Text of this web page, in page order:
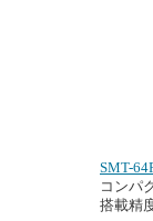
SMT-
コンパ
搭載精